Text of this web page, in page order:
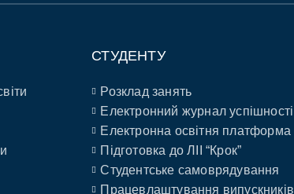
СТУДЕНТУ
Розклад занять
Електронний журнал успішності
Електронна освітня платформа
Підготовка до ЛІІ “Крок”
Студентське самоврядування
Працевлаштування випускників